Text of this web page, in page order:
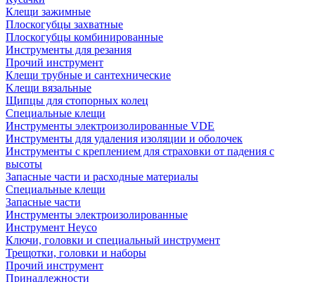
Клещи зажимные
Плоскогубцы захватные
Плоскогубцы комбинированные
Инструменты для резания
Прочий инструмент
Клещи трубные и сантехнические
Kлещи вязальные
Щипцы для стопорных колец
Специальные клещи
Инструменты электроизолированные VDE
Инструменты для удаления изоляции и оболочек
Инструменты с креплением для страховки от падения с
высоты
Запасные части и расходные материалы
Специальные клещи
Запасные части
Инструменты электроизолированные
Инструмент Heyco
Ключи, головки и специальный инструмент
Трещотки, головки и наборы
Прочий инструмент
Принадлежности